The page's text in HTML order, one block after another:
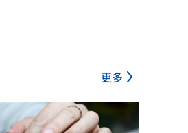
更多